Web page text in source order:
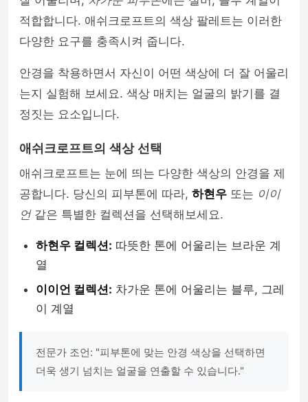
적합합니다. 애쉬크로프트의 색상 팔레트는 이러한
다양한 요구를 충족시켜 줍니다.
안경을 착용하면서 자신이 어떤 색상에 더 잘 어울리
는지 실험해 보세요. 색상 매치는 얼굴의 밝기를 결
정짓는 요소입니다.
애쉬크로프트의 색상 선택
애쉬크로프트는 눈에 띄는 다양한 색상의 안경을 제
공합니다. 당신의 피부톤에 따라, 하현우 또는 이이
언같은 특별한 컬렉션을 선택해보세요.
하현우 컬렉션: 따뜻한 톤에 어울리는 브라운 계
열
이이언 컬렉션: 차가운 톤에 어울리는 블루, 그레
이 계열
전문가 조언: "피부톤에 맞는 안경 색상을 선택하면
더욱 생기 넘치는 얼굴을 연출할 수 있습니다."